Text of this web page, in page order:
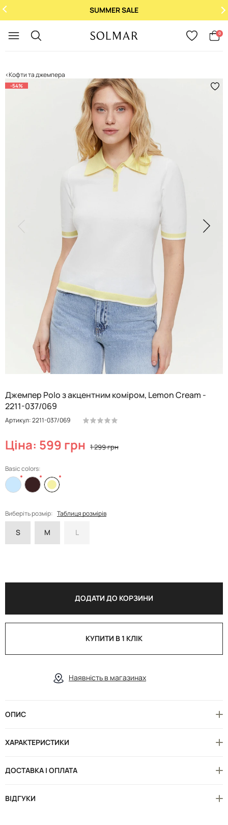
SUMMER SALE
0
Кофти та джемпера
-54%
Джемпер Polo з акцентним коміром, Lemon Cream -
2211-037/069
Артикул: 2211-037/069
Ціна: 599 грн 1 299 грн
Basic colors:
Виберіть розмір: Таблиця розмірів
S M L
ДОДАТИ ДО КОРЗИНИ
КУПИТИ В 1 КЛІК
Наявність в магазинах
ОПИС
ХАРАКТЕРИСТИКИ
ДОСТАВКА І ОПЛАТА
ВІДГУКИ